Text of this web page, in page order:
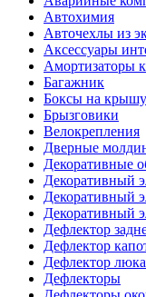
Автохимия
Авточехлы из
Аксессуары
Амортизаторы
Багажник
Боксы на крышу
Брызговики
Велокрепления
Дверные
Декоративные
Декоративный
Декоративный
Декоративный
Дефлектор
Дефлектор
Дефлектор люка
Дефлекторы